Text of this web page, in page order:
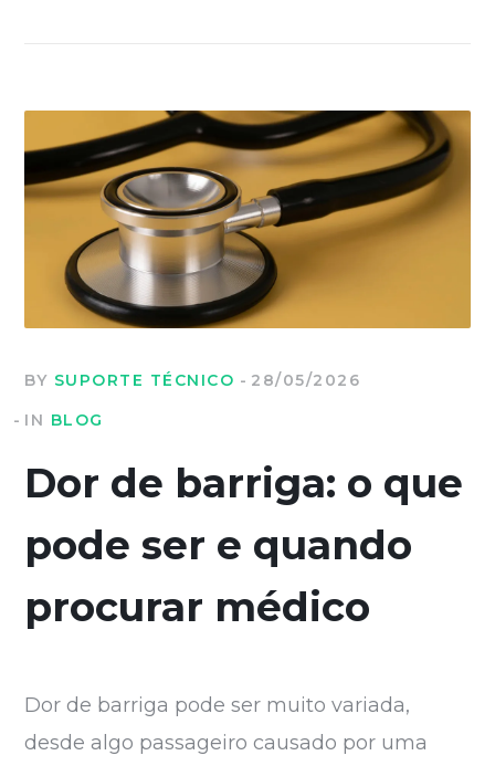
BY SUPORTE TÉCNICO
28/05/2026
IN BLOG
Dor de barriga: o que
pode ser e quando
procurar médico
Dor de barriga pode ser muito variada,
desde algo passageiro causado por uma